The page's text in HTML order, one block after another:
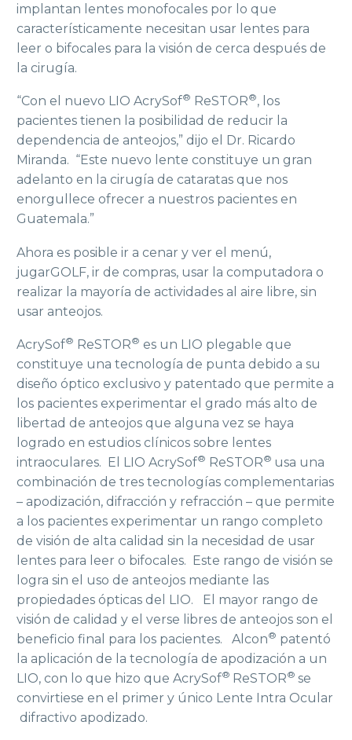
implantan lentes monofocales por lo que
característicamente necesitan usar lentes para
leer o bifocales para la visión de cerca después de
la cirugía.
“Con el nuevo LIO AcrySof® ReSTOR®, los
pacientes tienen la posibilidad de reducir la
dependencia de anteojos,” dijo el Dr. Ricardo
Miranda. “Este nuevo lente constituye un gran
adelanto en la cirugía de cataratas que nos
enorgullece ofrecer a nuestros pacientes en
Guatemala.”
Ahora es posible ir a cenar y ver el menú,
jugarGOLF, ir de compras, usar la computadora o
realizar la mayoría de actividades al aire libre, sin
usar anteojos.
AcrySof® ReSTOR® es un LIO plegable que
constituye una tecnología de punta debido a su
diseño óptico exclusivo y patentado que permite a
los pacientes experimentar el grado más alto de
libertad de anteojos que alguna vez se haya
logrado en estudios clínicos sobre lentes
intraoculares. El LIO AcrySof® ReSTOR® usa una
combinación de tres tecnologías complementarias
– apodización, difracción y refracción ­– que permite
a los pacientes experimentar un rango completo
de visión de alta calidad sin la necesidad de usar
lentes para leer o bifocales. Este rango de visión se
logra sin el uso de anteojos mediante las
propiedades ópticas del LIO. El mayor rango de
visión de calidad y el verse libres de anteojos son el
beneficio final para los pacientes. Alcon® patentó
la aplicación de la tecnología de apodización a un
LIO, con lo que hizo que AcrySof® ReSTOR® se
convirtiese en el primer y único Lente Intra Ocular
difractivo apodizado.